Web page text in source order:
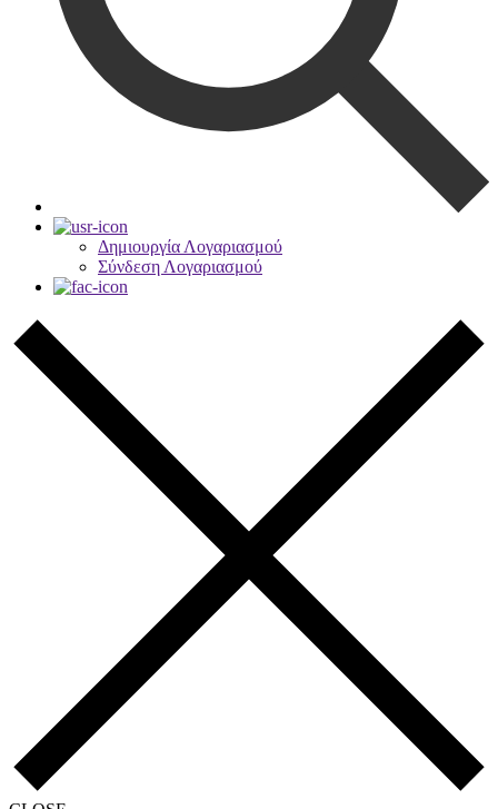
Δημιουργία Λογαριασμού
Σύνδεση Λογαριασμού